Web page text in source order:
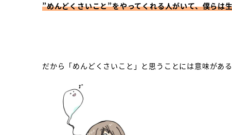
”めんどくさいこと”をやってくれる人がいて、僕らは
だから「めんどくさいこと」と思うことには意味がある